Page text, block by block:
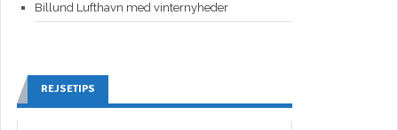
Billund Lufthavn med vinternyheder
REJSETIPS